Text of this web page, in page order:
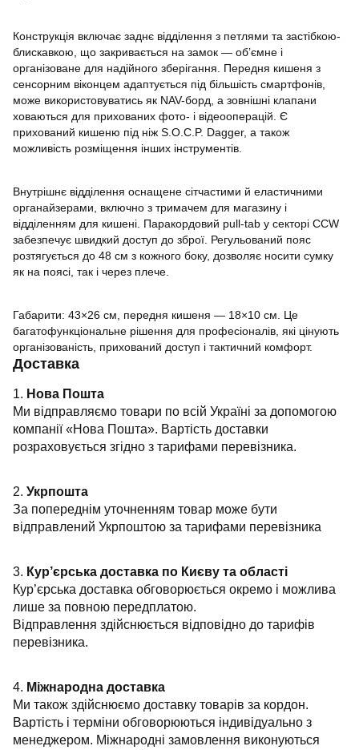
Конструкція включає заднє відділення з петлями та застібкою-
блискавкою, що закривається на замок — об’ємне і
організоване для надійного зберігання. Передня кишеня з
сенсорним віконцем адаптується під більшість смартфонів,
може використовуватись як NAV-борд, а зовнішні клапани
ховаються для прихованих фото- і відеооперацій. Є
прихований кишеню під ніж S.O.C.P. Dagger, а також
можливість розміщення інших інструментів.
Внутрішнє відділення оснащене сітчастими й еластичними
органайзерами, включно з тримачем для магазину і
відділенням для кишені. Паракордовий pull-tab у секторі CCW
забезпечує швидкий доступ до зброї. Регульований пояс
розтягується до 48 см з кожного боку, дозволяє носити сумку
як на поясі, так і через плече.
Габарити: 43×26 см, передня кишеня — 18×10 см. Це
багатофункціональне рішення для професіоналів, які цінують
організованість, прихований доступ і тактичний комфорт.
Доставка
1. Нова Пошта
Ми відправляємо товари по всій Україні за допомогою
компанії «Нова Пошта». Вартість доставки
розраховується згідно з тарифами перевізника.
2. Укрпошта
За попереднім уточненням товар може бути
відправлений Укрпоштою за тарифами перевізника
3. Кур’єрська доставка по Києву та області
Кур’єрська доставка обговорюється окремо і можлива
лише за повною передплатою.
Відправлення здійснюється відповідно до тарифів
перевізника.
4. Міжнародна доставка
Ми також здійснюємо доставку товарів за кордон.
Вартість і терміни обговорюються індивідуально з
менеджером. Міжнародні замовлення виконуються